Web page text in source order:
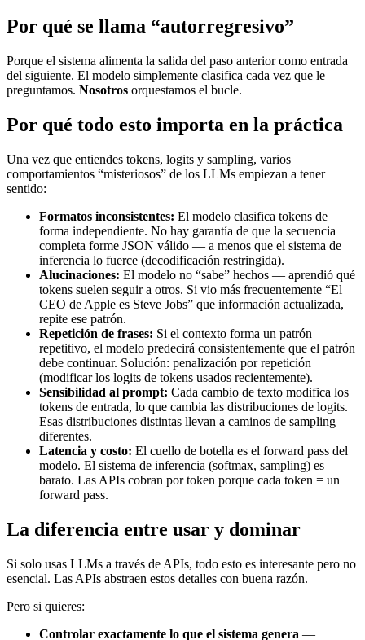
Por qué se llama “autorregresivo”
Porque el sistema alimenta la salida del paso anterior como entrada
del siguiente. El modelo simplemente clasifica cada vez que le
preguntamos. Nosotros orquestamos el bucle.
Por qué todo esto importa en la práctica
Una vez que entiendes tokens, logits y sampling, varios
comportamientos “misteriosos” de los LLMs empiezan a tener
sentido:
Formatos inconsistentes: El modelo clasifica tokens de
forma independiente. No hay garantía de que la secuencia
completa forme JSON válido — a menos que el sistema de
inferencia lo fuerce (decodificación restringida).
Alucinaciones: El modelo no “sabe” hechos — aprendió qué
tokens suelen seguir a otros. Si vio más frecuentemente “El
CEO de Apple es Steve Jobs” que información actualizada,
repite ese patrón.
Repetición de frases: Si el contexto forma un patrón
repetitivo, el modelo predecirá consistentemente que el patrón
debe continuar. Solución: penalización por repetición
(modificar los logits de tokens usados recientemente).
Sensibilidad al prompt: Cada cambio de texto modifica los
tokens de entrada, lo que cambia las distribuciones de logits.
Esas distribuciones distintas llevan a caminos de sampling
diferentes.
Latencia y costo: El cuello de botella es el forward pass del
modelo. El sistema de inferencia (softmax, sampling) es
barato. Las APIs cobran por token porque cada token = un
forward pass.
La diferencia entre usar y dominar
Si solo usas LLMs a través de APIs, todo esto es interesante pero no
esencial. Las APIs abstraen estos detalles con buena razón.
Pero si quieres:
Controlar exactamente lo que el sistema genera —